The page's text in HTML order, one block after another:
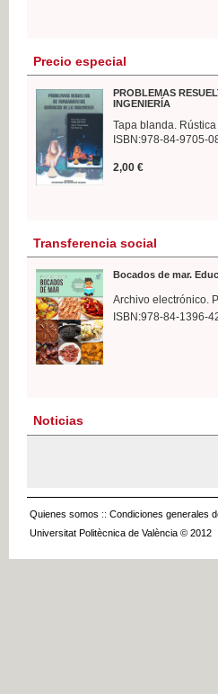
Precio especial
PROBLEMAS
INGENIERÍA
Tapa blanda. Rústica
ISBN:978-84-9705-
2,00 €
Transferencia social
Bocados de mar.
Archivo electrónico.
ISBN:978-84-1396-
Noticias
Quienes somos :: Condiciones generales
Universitat Politècnica de València © 2012